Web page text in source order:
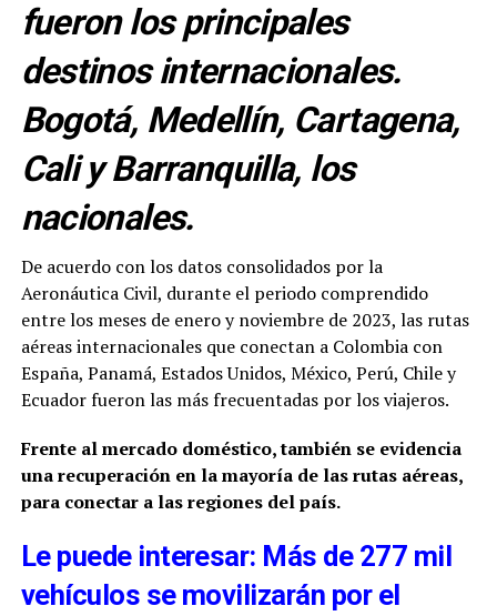
fueron los principales
destinos internacionales.
Bogotá, Medellín, Cartagena,
Cali y Barranquilla, los
nacionales.
De acuerdo con los datos consolidados por la
Aeronáutica Civil, durante el periodo comprendido
entre los meses de enero y noviembre de 2023, las rutas
aéreas internacionales que conectan a Colombia con
España, Panamá, Estados Unidos, México, Perú, Chile y
Ecuador fueron las más frecuentadas por los viajeros.
Frente al mercado doméstico, también se evidencia
una recuperación en la mayoría de las rutas aéreas,
para conectar a las regiones del país.
Le puede interesar: Más de 277 mil
vehículos se movilizarán por el